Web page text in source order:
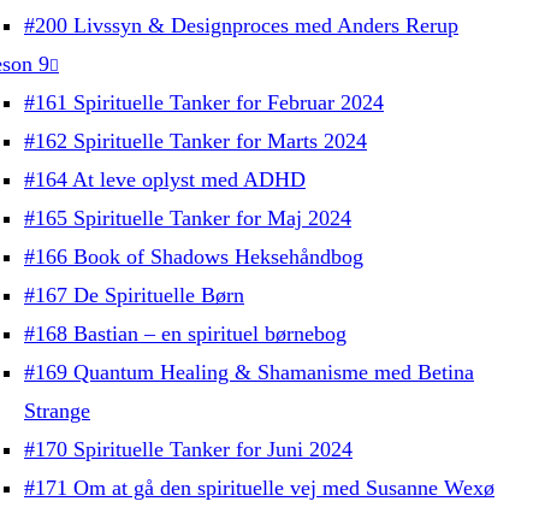
#200 Livssyn & Designproces med Anders Rerup
9
#161 Spirituelle Tanker for Februar 2024
#162 Spirituelle Tanker for Marts 2024
#164 At leve oplyst med ADHD
#165 Spirituelle Tanker for Maj 2024
#166 Book of Shadows Heksehåndbog
#167 De Spirituelle Børn
#168 Bastian – en spirituel børnebog
#169 Quantum Healing & Shamanisme med Betina
Strange
#170 Spirituelle Tanker for Juni 2024
#171 Om at gå den spirituelle vej med Susanne Wexø